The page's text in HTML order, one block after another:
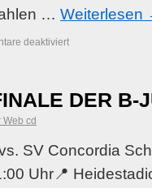
… Weiterlesen
deaktiviert
DER B-
Web cd
SV Concordia
Uhr📍